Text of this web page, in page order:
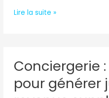
Travail
Lire la suite »
Conciergerie
pour générer
:
7
stratégies